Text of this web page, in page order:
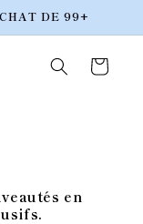
DE 99+
Panier
en